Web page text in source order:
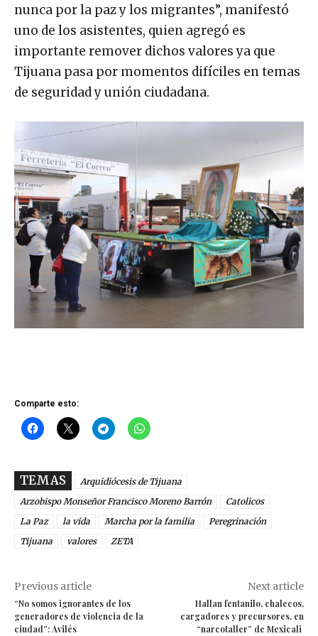
nunca por la paz y los migrantes”, manifestó
uno de los asistentes, quien agregó es
importante remover dichos valores ya que
Tijuana pasa por momentos difíciles en temas
de seguridad y unión ciudadana.
Comparte esto:
TEMAS
Arquidiócesis de Tijuana
Arzobispo Monseñor Francisco Moreno Barrón
Catolicos
La Paz
la vida Marcha por la familia
Peregrinación
Tijuana
valores ZETA
Previous article
“No somos ignorantes de los
generadores de violencia de la
ciudad”: Avilés
Next article
Hallan fentanilo, chalecos,
cargadores y precursores, en
“narcotaller” de Mexicali